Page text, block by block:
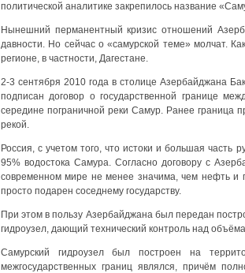
политической аналитике закрепилось название
Нынешний перманентный кризис отношений
давности. Но сейчас о «самурской теме» молчат.
регионе, в частности, Дагестане.
2-3 сентября 2010 года в столице Азербайджана
подписан договор о государственной границе
середине пограничной реки Самур. Ранее граница
рекой.
Россия, с учетом того, что истоки и большая часть
95% водостока Самура. Согласно договору с
современном мире не менее значима, чем нефть и
просто подарен соседнему государству.
При этом в пользу Азербайджана был передан
гидроузел, дающий технический контроль над
Самурский гидроузел был построен на
межгосударственных границ являлся, причём